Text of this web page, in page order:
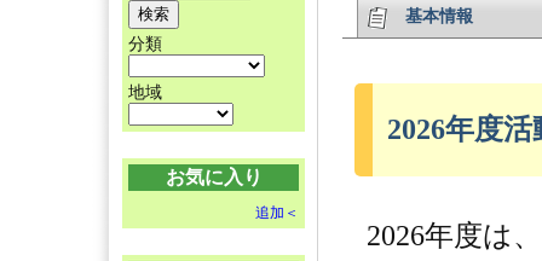
分類
地域
お気に入り
追加＜
基本情報
2026年度活
2026年度は